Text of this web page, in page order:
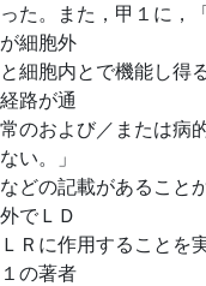
った。また，甲１に，
が細胞外
と細胞内とで機能し得
経路が通
常のおよび／または病
ない。」
などの記載があること
外でＬＤ
ＬＲに作用することを
１の著者